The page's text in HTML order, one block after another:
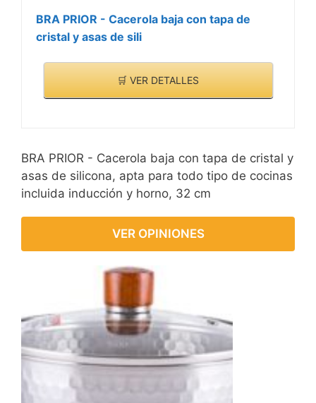
BRA PRIOR - Cacerola baja con tapa de
cristal y asas de sili
🛒 VER DETALLES
BRA PRIOR - Cacerola baja con tapa de cristal y
asas de silicona, apta para todo tipo de cocinas
incluida inducción y horno, 32 cm
VER OPINIONES